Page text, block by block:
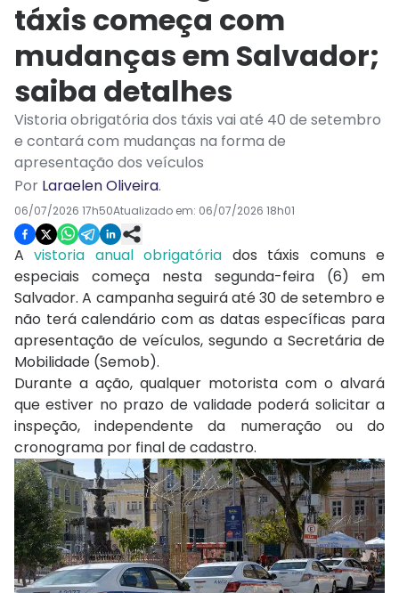
táxis começa com
mudanças em Salvador;
saiba detalhes
Vistoria obrigatória dos táxis vai até 40 de setembro
e contará com mudanças na forma de
apresentação dos veículos
Por Laraelen Oliveira.
06/07/2026 17h50Atualizado em: 06/07/2026 18h01
Avistoria anual obrigatória dos táxis comuns e
especiais começa nesta segunda-feira (6) em
Salvador. A campanha seguirá até 30 de setembro e
não terá calendário com as datas específicas para
apresentação de veículos, segundo a Secretária de
Mobilidade (Semob).
Durante a ação, qualquer motorista com o alvará
que estiver no prazo de validade poderá solicitar a
inspeção, independente da numeração ou do
cronograma por final de cadastro.